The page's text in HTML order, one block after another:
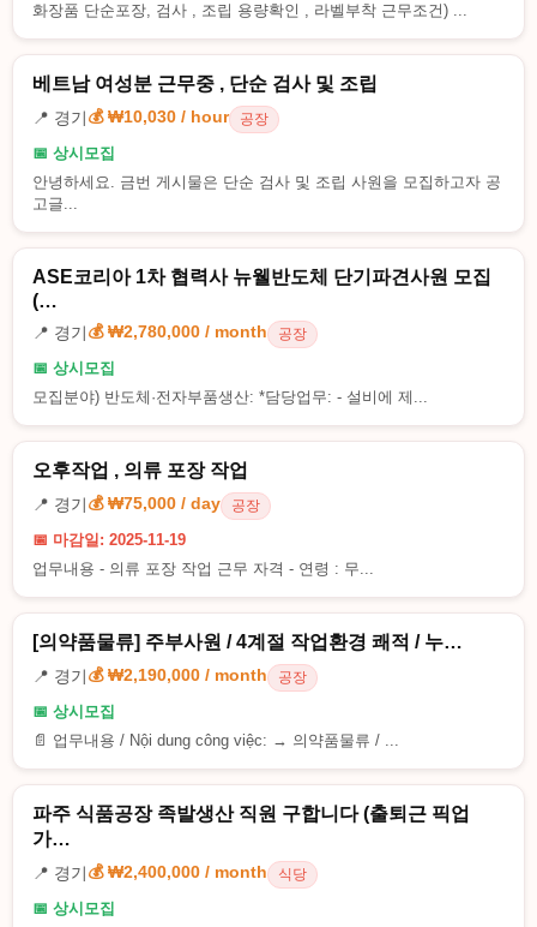
화장품 단순포장, 검사 , 조립 용량확인 , 라벨부착 근무조건) ...
베트남 여성분 근무중 , 단순 검사 및 조립
📍 경기💰 ₩10,030 / hour 공장
📅 상시모집
안녕하세요. 금번 게시물은 단순 검사 및 조립 사원을 모집하고자 공
고글...
ASE코리아 1차 협력사 뉴웰반도체 단기파견사원 모집
(…
📍 경기💰 ₩2,780,000 / month 공장
📅 상시모집
모집분야) 반도체·전자부품생산: *담당업무: - 설비에 제...
오후작업 , 의류 포장 작업
📍 경기💰 ₩75,000 / day 공장
📅 마감일: 2025-11-19
업무내용 - 의류 포장 작업 근무 자격 - 연령 : 무...
[의약품물류] 주부사원 / 4계절 작업환경 쾌적 / 누…
📍 경기💰 ₩2,190,000 / month 공장
📅 상시모집
📄 업무내용 / Nội dung công việc: → 의약품물류 / ...
파주 식품공장 족발생산 직원 구합니다 (출퇴근 픽업
가…
📍 경기💰 ₩2,400,000 / month 식당
📅 상시모집